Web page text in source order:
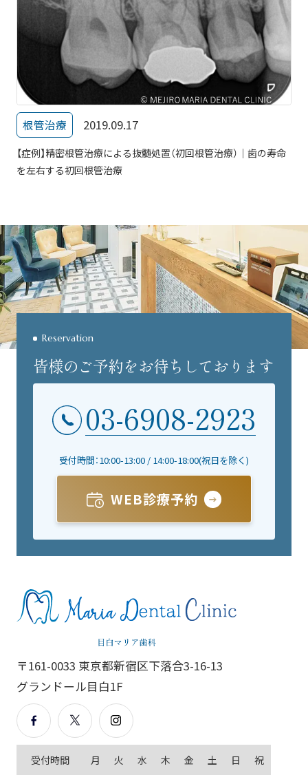
根管治療 2019.09.17
【症例】精密根管治療による抜髄処置（初回根管治療）｜歯の寿命
を左右する初回根管治療
Reservation
皆様のご予約をお待ちしております
03-6908-2923
受付時間：10:00-13:00 / 14:00-18:00(祝日を除く)
WEB診療予約
〒161-0033 東京都新宿区下落合3-16-13
グランドール目白1F
受付時間 月 火 水 木 金 土 日 祝